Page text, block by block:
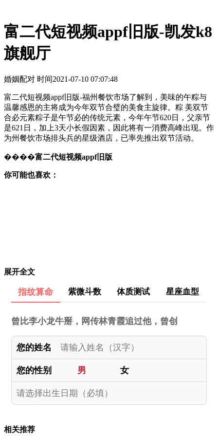
富二代短视频appf旧版-凯发k8
旗舰厅
婚姻配对 时间2021-07-10 07:07:48
富二代短视频appf旧版-福州餐饮市场了解到，美味的午粽与
温馨感恩的主将成为今年双节合璧的美食主旋律。粽 美双节
合必元素粽子是午节必的传统元素，今年午节620日，父亲节
是621日，加上3天小长假因素，因此将有一消费高峰出现。作
为州餐饮市场排头兵的星级酒店，已率先推出双节活动。
����富二代短视频appf旧版
你可能也喜欢：
展开全文
指纹算命 紫微斗数 体质测试 星座血型
曾比李小龙牛掰，网传林青霞追过他，曾创
您的姓名
您的性别 男 女
相关推荐